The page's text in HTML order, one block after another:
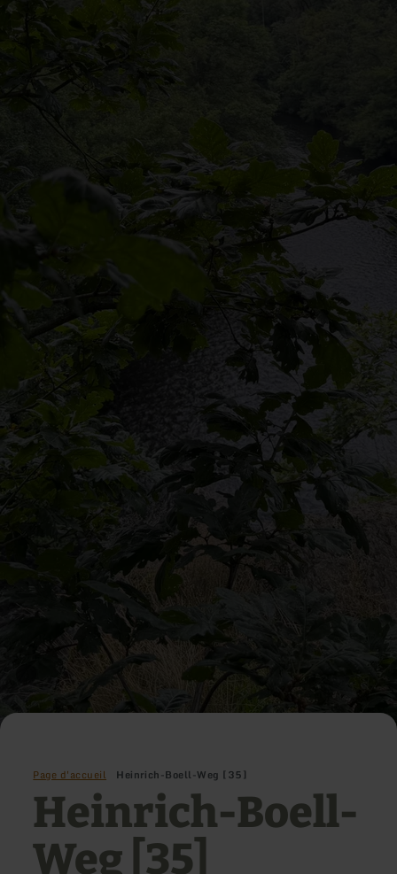
Page d'accueil Heinrich-Boell-Weg [35]
Heinrich-Boell-
Weg [35]